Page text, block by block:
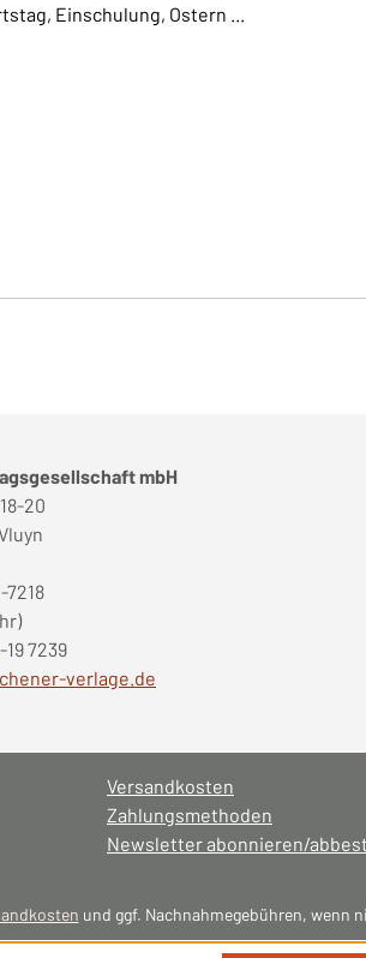
Einschulung, Ostern ...
mbH
20
7239
verlage.de
Versandkosten
Zahlungsmethoden
Newsletter abonnieren/
und ggf. Nachnahmegebühren, wenn